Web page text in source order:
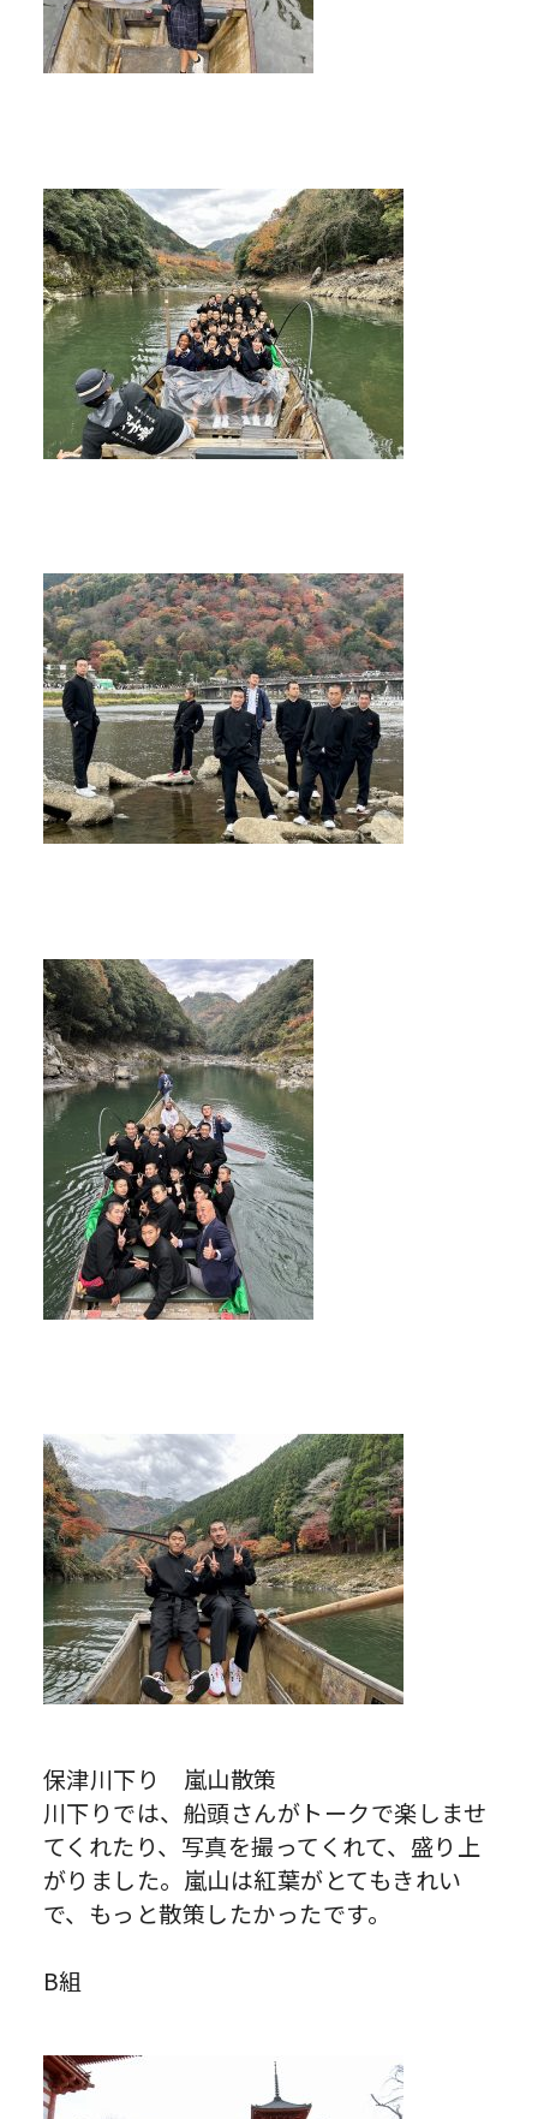
保津川下り 嵐山散策
川下りでは、船頭さんがトークで楽しませ
てくれたり、写真を撮ってくれて、盛り上
がりました。嵐山は紅葉がとてもきれい
で、もっと散策したかったです。
B組